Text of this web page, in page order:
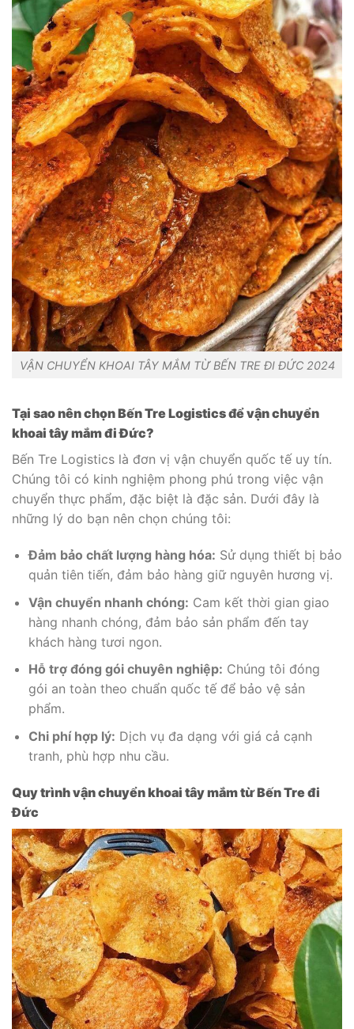
VẬN CHUYỂN KHOAI TÂY MẮM TỪ BẾN TRE ĐI ĐỨC 2024
Tại sao nên chọn Bến Tre Logistics để vận chuyển
khoai tây mắm đi Đức?
Bến Tre Logistics là đơn vị vận chuyển quốc tế uy tín.
Chúng tôi có kinh nghiệm phong phú trong việc vận
chuyển thực phẩm, đặc biệt là đặc sản. Dưới đây là
những lý do bạn nên chọn chúng tôi:
Đảm bảo chất lượng hàng hóa: Sử dụng thiết bị bảo
quản tiên tiến, đảm bảo hàng giữ nguyên hương vị.
Vận chuyển nhanh chóng: Cam kết thời gian giao
hàng nhanh chóng, đảm bảo sản phẩm đến tay
khách hàng tươi ngon.
Hỗ trợ đóng gói chuyên nghiệp: Chúng tôi đóng
gói an toàn theo chuẩn quốc tế để bảo vệ sản
phẩm.
Chi phí hợp lý: Dịch vụ đa dạng với giá cả cạnh
tranh, phù hợp nhu cầu.
Quy trình vận chuyển khoai tây mắm từ Bến Tre đi
Đức